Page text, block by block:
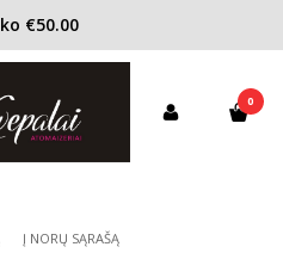
€50.00
0
Kvapusis vanduo (EDP)
EDP
Į NORŲ SĄRAŠĄ